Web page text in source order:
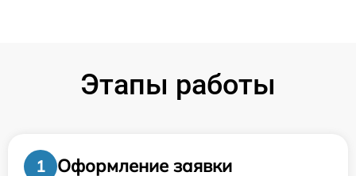
Этапы работы
1
Оформление заявки